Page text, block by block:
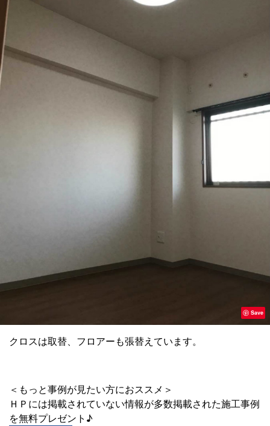
Save
クロスは取替、フロアーも張替えています。
＜もっと事例が見たい方におススメ＞
ＨＰには掲載されていない情報が多数掲載された施工事例
を無料プレゼント♪